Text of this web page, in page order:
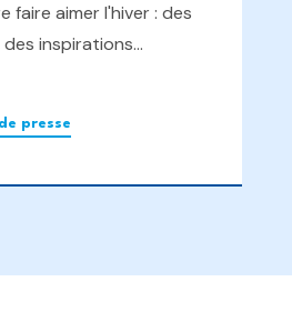
faire aimer l'hiver : des
inspirations...
presse